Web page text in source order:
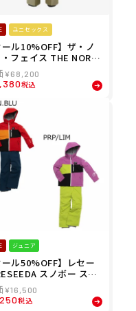
ユニセックス
ール10%OFF】ザ・ノ
フェイス THE NORT
スノボー スノボ ス
ード ウェア ビブパン
なぎ レイバック ビーシ
ブ LAYBACK BC Bib N
MR メンズ レディー
ニセックス 25-26
¥68,200
税込
ジュニア
ール50%OFF】レセー
スノボー スノ
ノーボード ウェア 上下
JUNIOR SUIT RES7
ジュニア キッズ 子ど
¥16,500
税込